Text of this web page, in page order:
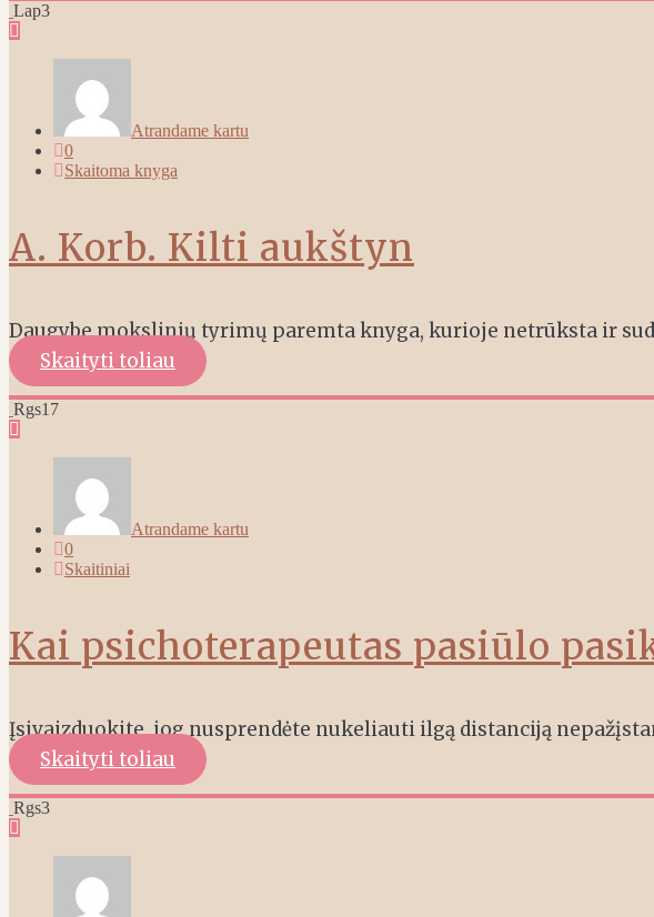
Lap3
Atrandame kartu
0
Skaitoma knyga
A. Korb. Kilti aukštyn
Daugybe mokslinių tyrimų paremta knyga, kurioje netrūksta ir
Skaityti toliau
Rgs17
Atrandame kartu
0
Skaitiniai
Kai psichoterapeutas pasiūlo
Įsivaizduokite, jog nusprendėte nukeliauti ilgą distanciją
Skaityti toliau
Rgs3